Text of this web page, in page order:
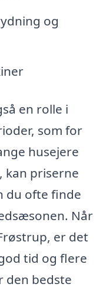
og
en rolle i
som for
husejere
kan priserne
du ofte finde
Når
er det
tid og flere
den bedste